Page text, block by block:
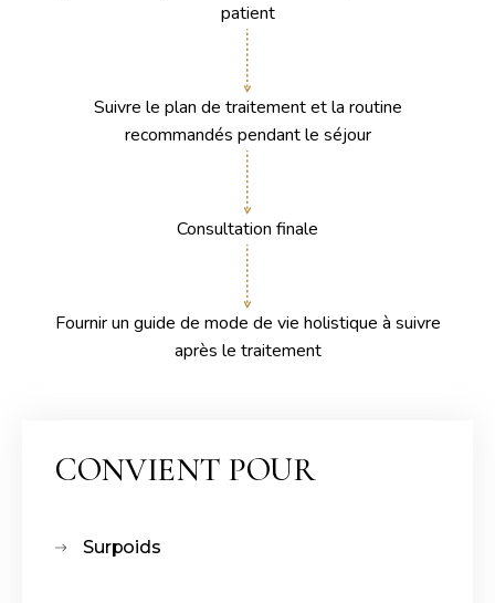
patient
Suivre le plan de traitement et la routine
recommandés pendant le séjour
Consultation finale
Fournir un guide de mode de vie holistique à suivre
après le traitement
CONVIENT POUR
Surpoids